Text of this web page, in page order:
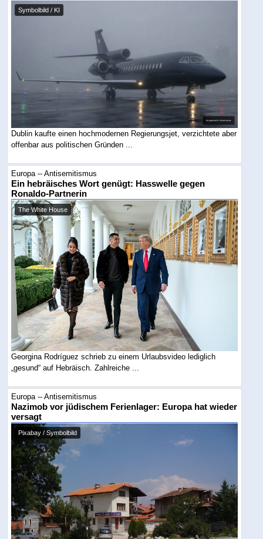
Symbolbild / KI
Dublin kaufte einen hochmodernen Regierungsjet, verzichtete aber
offenbar aus politischen Gründen ...
Europa -- Antisemitismus
Ein hebräisches Wort genügt: Hasswelle gegen
Ronaldo-Partnerin
The White House
Georgina Rodríguez schrieb zu einem Urlaubsvideo lediglich
„gesund“ auf Hebräisch. Zahlreiche ...
Europa -- Antisemitismus
Nazimob vor jüdischem Ferienlager: Europa hat wieder
versagt
Pixabay / Symbolbild